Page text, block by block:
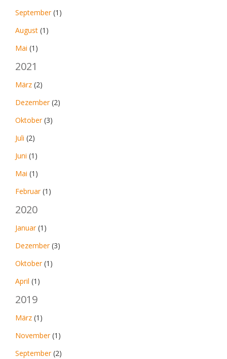
September(1)
August (1)
Mai (1)
2021
März (2)
Dezember(2)
Oktober(3)
Juli (2)
Juni (1)
Mai (1)
Februar(1)
2020
Januar(1)
Dezember(3)
Oktober(1)
April (1)
2019
März (1)
November(1)
September(2)